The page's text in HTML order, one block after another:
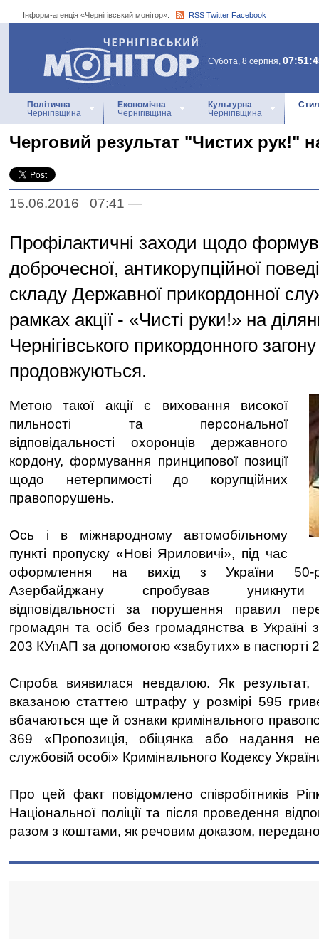
Інформ-агенція «Чернігівський монітор»: RSS Twitter Facebook
Інформ-агенція
«Чернігівський монітор»
Субота, 8 серпня,
Політична
Чернігівщина
Економічна
Чернігівщина
Культурна
Чернігівщина
Черговий результат "Чистих рук!"
15.06.2016 07:41 —
Профілактичні заходи щодо
доброчесної, антикорупційної
складу Державної прикордонної
рамках акції - «Чисті руки!» на
Чернігівського прикордонного загону
продовжуються.
Метою такої акції є виховання високої
пильності та персональної
відповідальності охоронців державного
кордону, формування принципової позиції
щодо нетерпимості до корупційних
правопорушень.
Ось і в міжнародному автомобільному
пункті пропуску «Нові Яриловичі», під час
оформлення на вихід з України 50-
Азербайджану спробував уникнути
відповідальності за порушення правил
громадян та осіб без громадянства в Україні
203 КУпАП за допомогою «забутих» в паспорті
Спроба виявилася невдалою. Як результат,
вказаною статтею штрафу у розмірі 595
вбачаються ще й ознаки кримінального
369 «Пропозиція, обіцянка або надання
службовій особі» Кримінального Кодексу
Про цей факт повідомлено співробітників
Національної поліції та після проведення
разом з коштами, як речовим доказом,